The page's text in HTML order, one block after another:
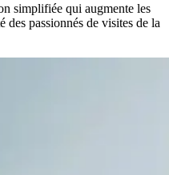
simplifiée qui augmente les
des passionnés de visites de la